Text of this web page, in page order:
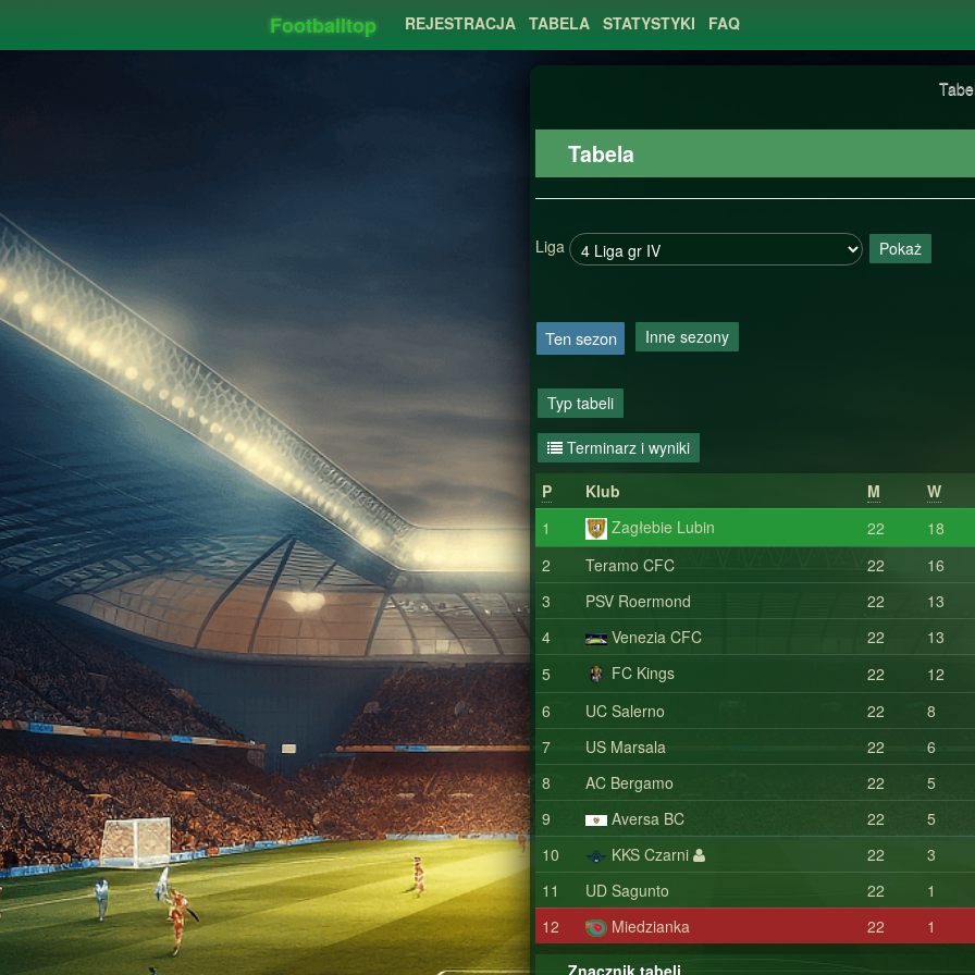
Footballtop REJESTRACJA TABELA STATYSTYKI FAQ
Tabela
Liga Pokaż
Ten sezon Inne sezony
Typ tabeli
Terminarz i wyniki
P
Klub M
W
1
Zagłebie Lubin 22
18
2
Teramo CFC 22
16
3
PSV Roermond 22
13
4
Venezia CFC 22
13
5
FC Kings 22
12
6
UC Salerno 22
8
7
US Marsala 22
6
8
AC Bergamo 22
5
9
Aversa BC 22
5
10
KKS Czarni 22
3
11
UD Sagunto 22
1
12
Miedzianka 22 1
Znacznik tabeli